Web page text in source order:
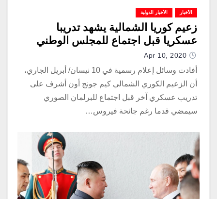
الأخبار الأخبار الدولية
زعيم كوريا الشمالية يشهد تدريبا
عسكريا قبل اجتماع للمجلس الوطني
Apr 10, 2020
أفادت وسائل إعلام رسمية في 10 نيسان/ أبريل الجاري،
أن الزعيم الكوري الشمالي كيم جونج أون أشرف على
تدريب عسكري آخر قبل اجتماع للبرلمان الصوري
سيمضي قدما رغم جائحة فيروس…